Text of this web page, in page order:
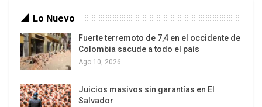
militar ni política coherente para sostener la
campaña.
El informe sostiene que, cuando las encuestas
mostraron rechazo creciente a la guerra, Trump
cambió de postura bajo presión y empezó a
Lo Nuevo
Fuerte terremoto de 7,4 en el occidente de
Colombia sacude a todo el país
Ago 10, 2026
Juicios masivos sin garantías en El
Salvador